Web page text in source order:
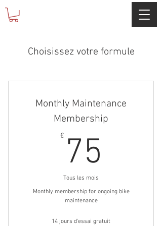
Choisissez votre formule
Monthly Maintenance
Membership
€ 75
Tous les mois
Monthly membership for ongoing bike
maintenance
14 jours d'essai gratuit